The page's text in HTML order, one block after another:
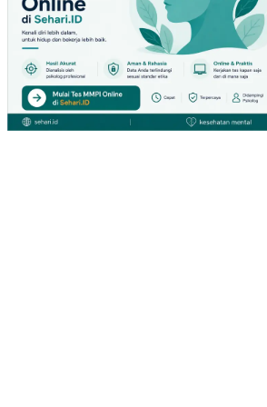
AB
U
TE
RB
AN
G
(FL
Y